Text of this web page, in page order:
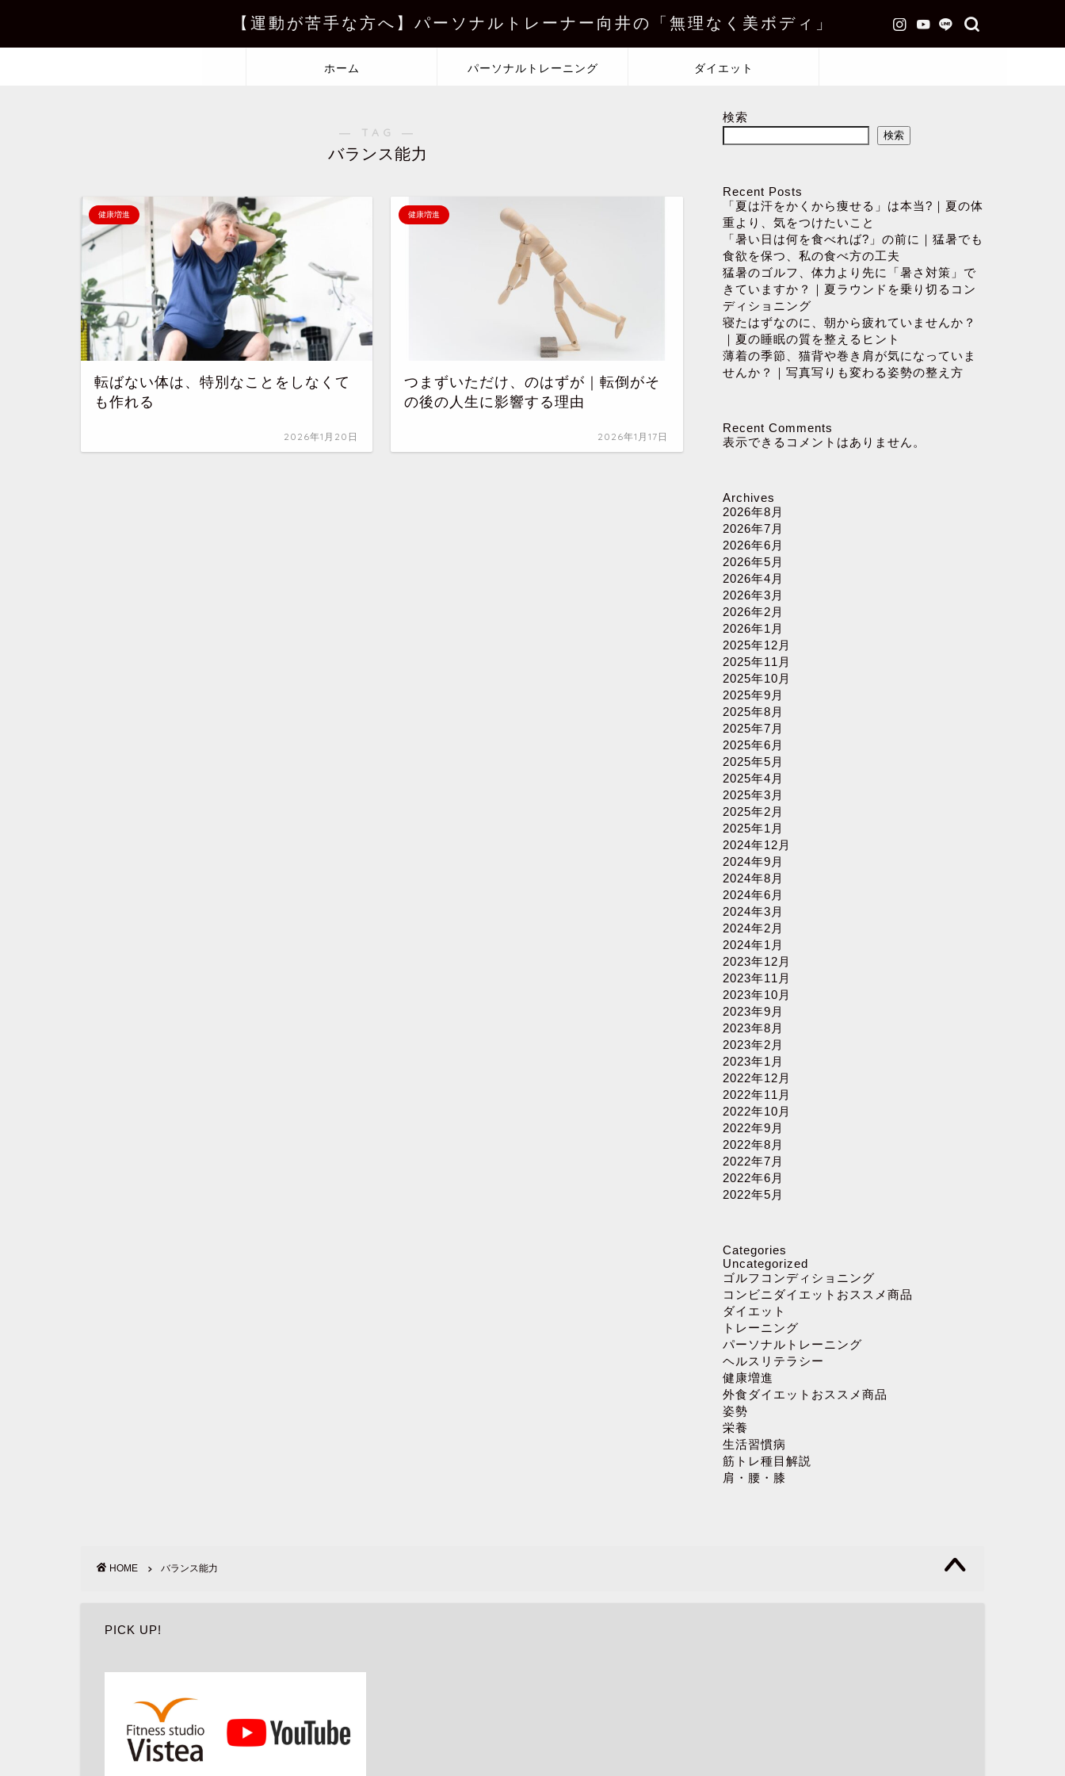
【運動が苦手な方へ】パーソナルトレーナー向井の「無理なく美ボディ」
ホーム パーソナルトレーニング ダイエット
― TAG ―
バランス能力
健康増進
転ばない体は、特別なことをしなくて
も作れる
2026年1月20日
健康増進
つまずいただけ、のはずが｜転倒がそ
の後の人生に影響する理由
2026年1月17日
検索
検索
Recent Posts
「夏は汗をかくから痩せる」は本当?｜夏の体
重より、気をつけたいこと
「暑い日は何を食べれば?」の前に｜猛暑でも
食欲を保つ、私の食べ方の工夫
猛暑のゴルフ、体力より先に「暑さ対策」で
きていますか？｜夏ラウンドを乗り切るコン
ディショニング
寝たはずなのに、朝から疲れていませんか？
｜夏の睡眠の質を整えるヒント
薄着の季節、猫背や巻き肩が気になっていま
せんか？｜写真写りも変わる姿勢の整え方
Recent Comments
表示できるコメントはありません。
Archives
2026年8月
2026年7月
2026年6月
2026年5月
2026年4月
2026年3月
2026年2月
2026年1月
2025年12月
2025年11月
2025年10月
2025年9月
2025年8月
2025年7月
2025年6月
2025年5月
2025年4月
2025年3月
2025年2月
2025年1月
2024年12月
2024年9月
2024年8月
2024年6月
2024年3月
2024年2月
2024年1月
2023年12月
2023年11月
2023年10月
2023年9月
2023年8月
2023年2月
2023年1月
2022年12月
2022年11月
2022年10月
2022年9月
2022年8月
2022年7月
2022年6月
2022年5月
Categories
Uncategorized
ゴルフコンディショニング
コンビニダイエットおススメ商品
ダイエット
トレーニング
パーソナルトレーニング
ヘルスリテラシー
健康増進
外食ダイエットおススメ商品
姿勢
栄養
生活習慣病
筋トレ種目解説
肩・腰・膝
HOME バランス能力
PICK UP!